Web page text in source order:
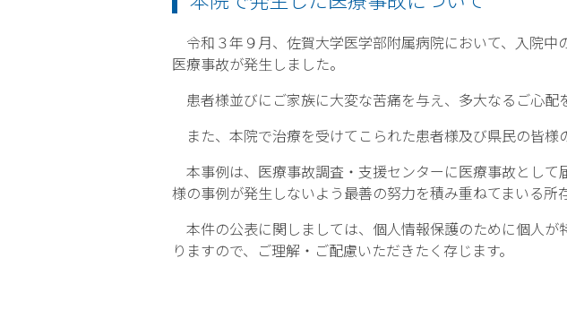
令和３年９月、佐賀大学医学部附属病院において、入院
医療事故が発生しました。
患者様並びにご家族に大変な苦痛を与え、多大なるご心配
また、本院で治療を受けてこられた患者様及び県民の皆様
本事例は、医療事故調査・支援センターに医療事故とし
様の事例が発生しないよう最善の努力を積み重ねてまいる所
本件の公表に関しましては、個人情報保護のために個人
りますので、ご理解・ご配慮いただきたく存じます。